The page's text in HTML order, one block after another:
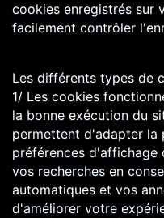
cookies enregistrés sur
facilement contrôler
Les différents types de
1/ Les cookies
la bonne exécution du
permettent d'adapter la
préférences
vos recherches en
automatiques et vos
d'améliorer votre